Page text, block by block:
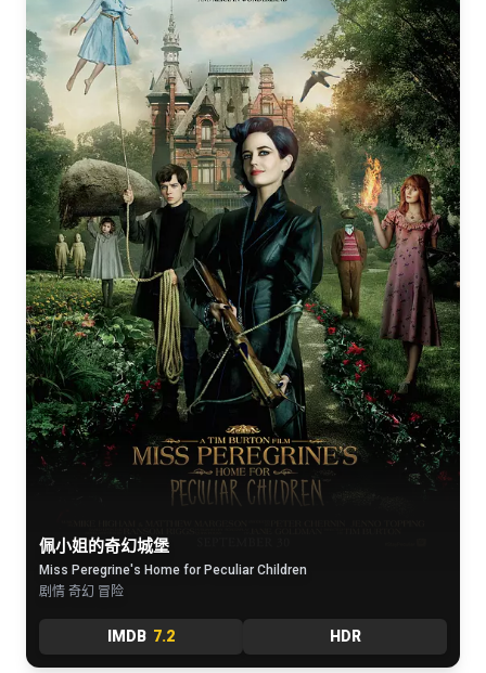
佩小姐的奇幻城堡
Miss Peregrine's Home for Peculiar Children
剧情 奇幻 冒险
IMDB 7.2 HDR